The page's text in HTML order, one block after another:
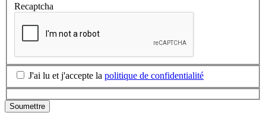
Recaptcha
J'ai lu et j'accepte la politique de confidentialité